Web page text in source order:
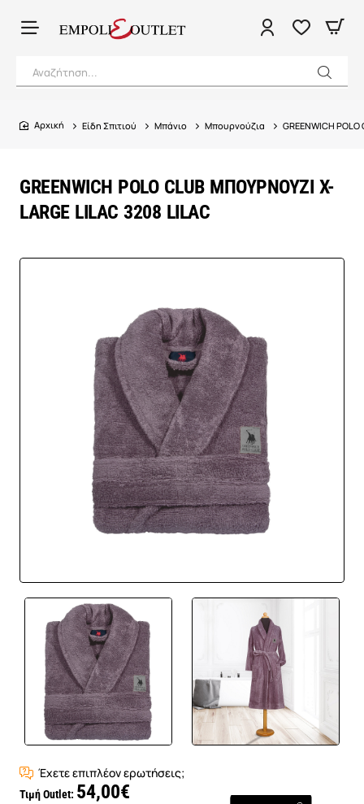
Αναζήτηση...
GREENWICH POLO CLUB ΜΠΟΥΡΝΟΥΖΙ X-
LARGE LILAC 3208 LILAC
home
Είδη Σπιτιού Μπάνιο Μπουρνούζια GREENWICH
Έχετε επιπλέον ερωτήσεις;
Τιμή Outlet: 54,00€